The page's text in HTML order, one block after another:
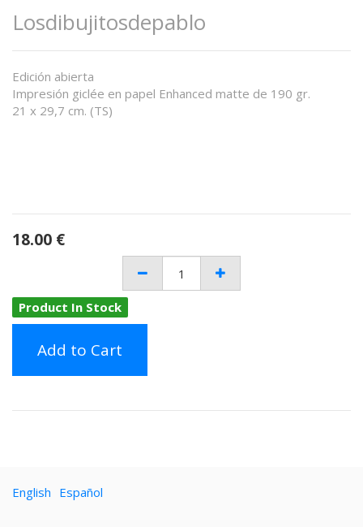
Losdibujitosdepablo
Edición abierta
Impresión giclée en papel Enhanced matte de 190 gr.
21 x 29,7 cm. (TS)
18.00 €
Product In Stock
Add to Cart
English Español